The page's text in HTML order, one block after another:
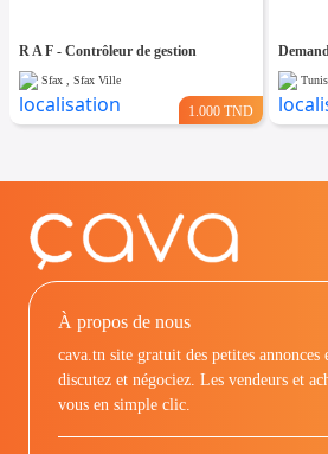
R A F - Contrôleur de gestion
Sfax , Sfax Ville
1.000 TND
À propos de nous
cava.tn site gratuit des petites annonces
discutez et négociez. Les vendeurs et
vous en simple clic.